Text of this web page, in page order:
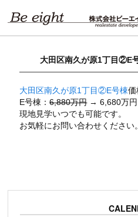
大田区南久が原1丁目②E
大田区南久が原1丁目②E号棟価
E号棟：6,880万円→ 6,680万円
現地見学いつでも可能です。
お気軽にお問い合わせください。